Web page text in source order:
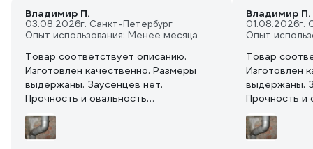
Владимир П.
03.08.2026г. Санкт-Петербург
Опыт использования: Менее месяца
Товар соответствует описанию.
Изготовлен качественно. Размеры
выдержаны. Заусенцев нет.
Прочность и овальность
соответствует требованиям.
Владимир П.
01.08.2026г.
Опыт
Товар
Изготовлен
выдержаны.
Прочность и